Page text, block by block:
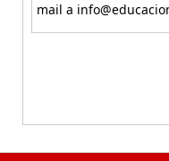
mail a